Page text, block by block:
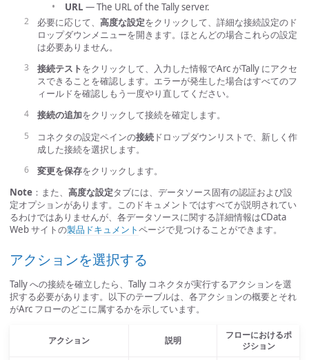
URL — The URL of the Tally server.
必要に応じて、 高度な設定をクリックして、詳細な接続設定のド
ロップダウンメニューを開きます。ほとんどの場合これらの設定
は必要ありません。
接続テストをクリックして、入力した情報でArc がTally にアクセ
スできることを確認します。エラーが発生した場合はすべてのフ
ィールドを確認しもう一度やり直してください。
接続の追加をクリックして接続を確定します。
コネクタの設定ペインの接続 ドロップダウンリストで、新しく作
成した接続を選択します。
変更を保存をクリックします。
Note ：また、 高度な設定タブには、データソース固有の認証および設
定オプションがあります。このドキュメントではすべてが説明されてい
るわけではありませんが、各データソースに関する詳細情報はCData
Web サイトの製品ドキュメントページで見つけることができます。
アクションを選択する
Tally への接続を確立したら、Tally コネクタが実行するアクションを選
択する必要があります。以下のテーブルは、各アクションの概要とそれ
がArc フローのどこに属するかを示しています。
アクション 説明
フローにおけるポ
ジション